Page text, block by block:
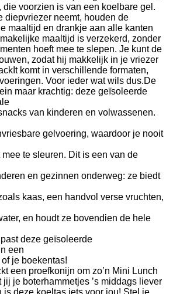
die voorzien is van een koelbare gel.
diepvriezer neemt, houden de
maaltijd en drankje aan alle kanten
maaltijd is verzekerd, zonder
hoeft mee te slepen. Je kunt de
zodat hij makkelijk in je vriezer
komt in verschillende formaten,
Voor ieder wat wils dus.De
maar krachtig: deze geïsoleerde
van kinderen en volwassenen.
gelvoering, waardoor je nooit
te sleuren. Dit is een van de
en gezinnen onderweg: ze biedt
kaas, een handvol verse vruchten,
en houdt ze bovendien de hele
deze geïsoleerde
een
je boekentas!
een proefkonijn om zo’n Mini Lunch
jij je boterhammetjes ’s middags liever
is deze koeltas iets voor jou! Stel je